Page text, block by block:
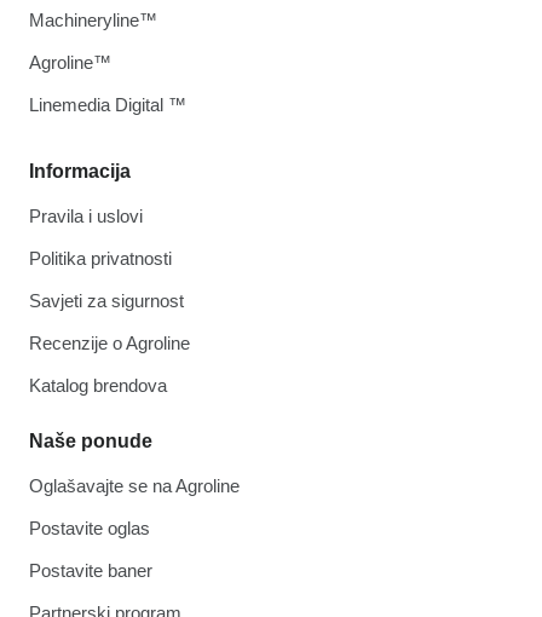
Informacija
Pravila i uslovi
Politika privatnosti
Savjeti za sigurnost
Recenzije o Agroline
Katalog brendova
Naše ponude
Oglašavajte se na Agroline
Postavite oglas
Postavite baner
Machineryline™
Agroline™
Linemedia Digital ™